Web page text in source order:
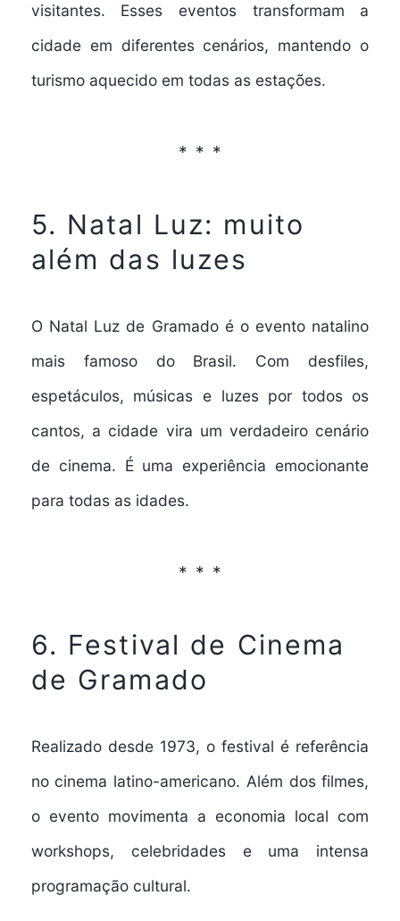
visitantes. Esses eventos transformam a
cidade em diferentes cenários, mantendo o
turismo aquecido em todas as estações.
5. Natal Luz: muito
além das luzes
O Natal Luz de Gramadoé o evento natalino
mais famoso do Brasil. Com desfiles,
espetáculos, músicas e luzes por todos os
cantos, a cidade vira um verdadeiro cenário
de cinema. É uma experiência emocionante
para todas as idades.
6. Festival de Cinema
de Gramado
Realizado desde 1973, o festival é referência
no cinema latino-americano. Além dos filmes,
o evento movimenta a economia local com
workshops, celebridades e uma intensa
programação cultural.